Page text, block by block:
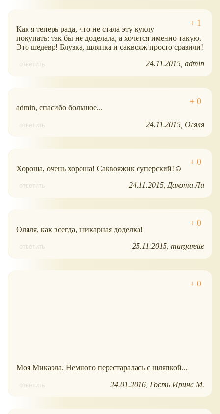
Как я теперь рада, что не стала эту куклу
покупать: так бы не доделала, а хочется именно такую.
Это шедевр! Блузка, шляпка и саквояж просто сразили!
ответить 24.11.2015 admin
admin, спасибо большое...
ответить 24.11.2015 Оляля
Хороша, очень хороша! Саквояжик суперский!☺
ответить 24.11.2015 Дакота Ли
Оляля, как всегда, шикарная доделка!
ответить 25.11.2015 margarette
Моя Микаэла. Немного перестаралась с шляпкой...
ответить 24.01.2016 Гость Ирина М.